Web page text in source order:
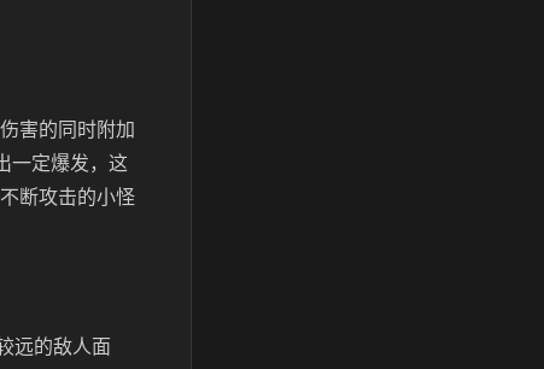
害的同时附加
一定爆发，这
断攻击的小怪
远的敌人面